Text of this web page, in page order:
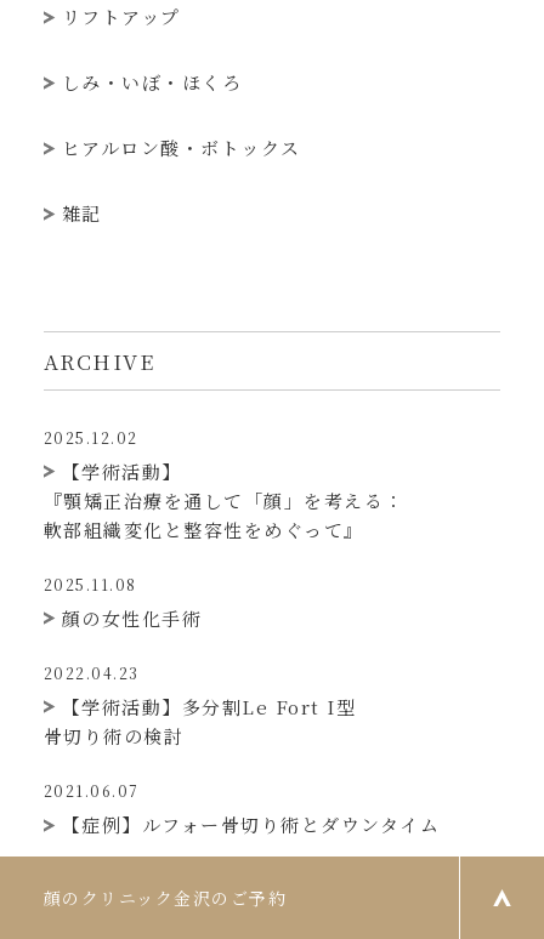
リフトアップ
しみ・いぼ・ほくろ
ヒアルロン酸・ボトックス
雑記
ARCHIVE
2025.12.02
【学術活動】
『顎矯正治療を通して「顔」を考える：
軟部組織変化と整容性をめぐって』
2025.11.08
顔の女性化手術
2022.04.23
【学術活動】多分割Le Fort I型
骨切り術の検討
2021.06.07
【症例】ルフォー骨切り術とダウンタイム
口が閉じにくい4つの原因